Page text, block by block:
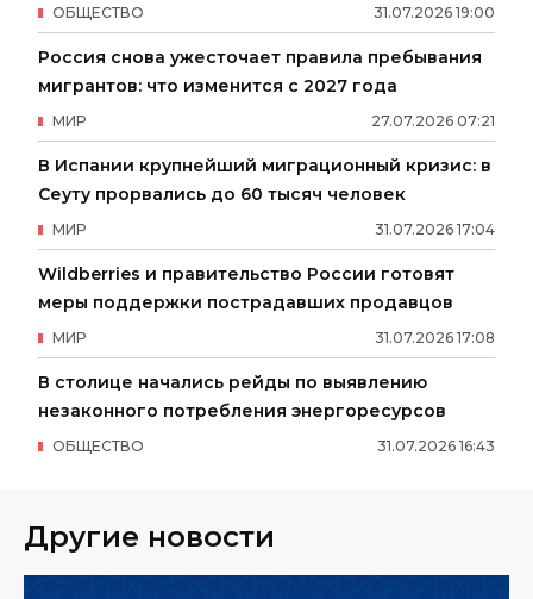
31.07.2026 19:00
ОБЩЕСТВО
Россия снова ужесточает правила пребывания
мигрантов: что изменится с 2027 года
27.07.2026 07:21
МИР
В Испании крупнейший миграционный кризис: в
Сеуту прорвались до 60 тысяч человек
31.07.2026 17:04
МИР
Wildberries и правительство России готовят
меры поддержки пострадавших продавцов
31.07.2026 17:08
МИР
В столице начались рейды по выявлению
незаконного потребления энергоресурсов
31.07.2026 16:43
ОБЩЕСТВО
Другие новости